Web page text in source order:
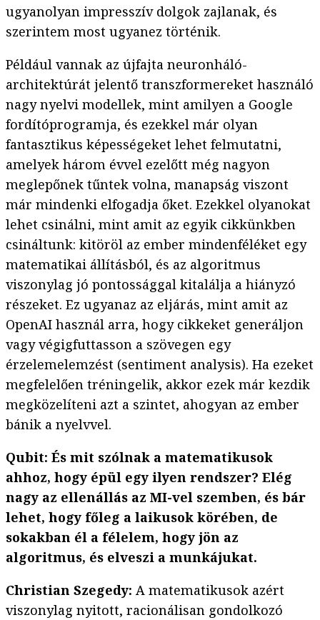
ugyanolyan impresszív dolgok zajlanak, és
szerintem most ugyanez történik.
Például vannak az újfajta neuronháló-
architektúrát jelentő transzformereket használó
nagy nyelvi modellek, mint amilyen a Google
fordítóprogramja, és ezekkel már olyan
fantasztikus képességeket lehet felmutatni,
amelyek három évvel ezelőtt még nagyon
meglepőnek tűntek volna, manapság viszont
már mindenki elfogadja őket. Ezekkel olyanokat
lehet csinálni, mint amit az egyik cikkünkben
csináltunk: kitöröl az ember mindenféléket egy
matematikai állításból, és az algoritmus
viszonylag jó pontossággal kitalálja a hiányzó
részeket. Ez ugyanaz az eljárás, mint amit az
OpenAI használ arra, hogy cikkeket generáljon
vagy végigfuttasson a szövegen egy
érzelemelemzést (sentiment analysis). Ha ezeket
megfelelően tréningelik, akkor ezek már kezdik
megközelíteni azt a szintet, ahogyan az ember
bánik a nyelvvel.
Qubit: És mit szólnak a matematikusok
ahhoz, hogy épül egy ilyen rendszer? Elég
nagy az ellenállás az MI-vel szemben, és bár
lehet, hogy főleg a laikusok körében, de
sokakban él a félelem, hogy jön az
algoritmus, és elveszi a munkájukat.
Christian Szegedy: A matematikusok azért
viszonylag nyitott, racionálisan gondolkozó